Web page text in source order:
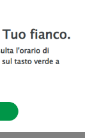
dal touch
Connect
scopri il nuovo